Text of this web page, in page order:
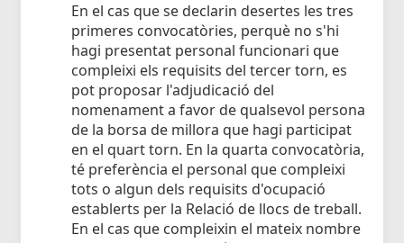
En el cas que se declarin desertes les tres
primeres convocatòries, perquè no s'hi
hagi presentat personal funcionari que
compleixi els requisits del tercer torn, es
pot proposar l'adjudicació del
nomenament a favor de qualsevol persona
de la borsa de millora que hagi participat
en el quart torn. En la quarta convocatòria,
té preferència el personal que compleixi
tots o algun dels requisits d'ocupació
establerts per la Relació de llocs de treball.
En el cas que compleixin el mateix nombre